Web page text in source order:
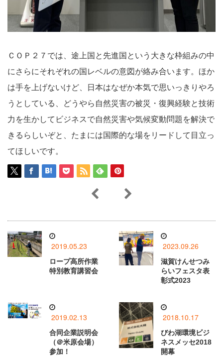
ＣＯＰ２７では、途上国と先進国という大きな枠組みの中
にさらにそれぞれの国レベルの意図が絡み合います。ほか
は手を上げないけど、日本はなぜか本気で思いっきりやろ
うとしている、どうやら自然災害の被災・復興経験と技術
力を生かしてビジネスで自然災害や気候変動問題を解決で
きるらしいぞと、たまには国際的な場をリードして目立っ
てほしいです。
2019.05.23
ロープ高所作業
特別教育講習会
2023.09.26
滋賀けんせつみ
らいフェスタ表
彰式2023
2019.02.13
合同企業説明会
（＠米原会場）
参加！
2018.10.17
びわ湖環境ビジ
ネスメッセ2018
開幕